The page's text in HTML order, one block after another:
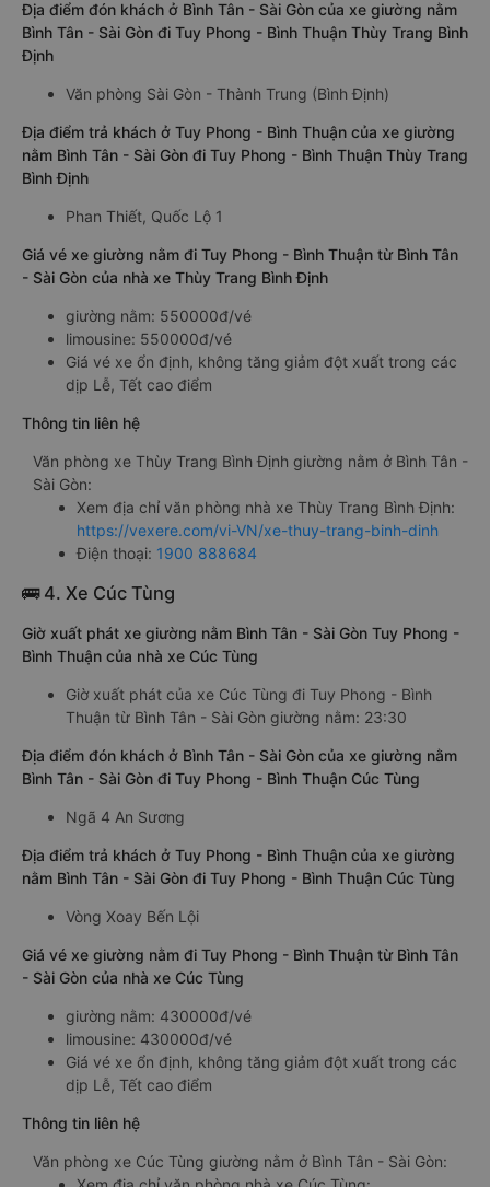
Địa điểm đón khách ở Bình Tân - Sài Gòn của xe giường nằm
Bình Tân - Sài Gòn đi Tuy Phong - Bình Thuận Thùy Trang Bình
Định
Văn phòng Sài Gòn - Thành Trung (Bình Định)
Địa điểm trả khách ở Tuy Phong - Bình Thuận của xe giường
nằm Bình Tân - Sài Gòn đi Tuy Phong - Bình Thuận Thùy Trang
Bình Định
Phan Thiết, Quốc Lộ 1
Giá vé xe giường nằm đi Tuy Phong - Bình Thuận từ Bình Tân
- Sài Gòn của nhà xe Thùy Trang Bình Định
giường nằm: 550000đ/vé
limousine: 550000đ/vé
Giá vé xe ổn định, không tăng giảm đột xuất trong các
dịp Lễ, Tết cao điểm
Thông tin liên hệ
Văn phòng xe Thùy Trang Bình Định giường nằm ở Bình Tân -
Sài Gòn:
Xem địa chỉ văn phòng nhà xe Thùy Trang Bình Định:
https://vexere.com/vi-VN/xe-thuy-trang-binh-dinh
Điện thoại: 1900 888684
🚌 4. Xe Cúc Tùng
Giờ xuất phát xe giường nằm Bình Tân - Sài Gòn Tuy Phong -
Bình Thuận của nhà xe Cúc Tùng
Giờ xuất phát của xe Cúc Tùng đi Tuy Phong - Bình
Thuận từ Bình Tân - Sài Gòn giường nằm: 23:30
Địa điểm đón khách ở Bình Tân - Sài Gòn của xe giường nằm
Bình Tân - Sài Gòn đi Tuy Phong - Bình Thuận Cúc Tùng
Ngã 4 An Sương
Địa điểm trả khách ở Tuy Phong - Bình Thuận của xe giường
nằm Bình Tân - Sài Gòn đi Tuy Phong - Bình Thuận Cúc Tùng
Vòng Xoay Bến Lội
Giá vé xe giường nằm đi Tuy Phong - Bình Thuận từ Bình Tân
- Sài Gòn của nhà xe Cúc Tùng
giường nằm: 430000đ/vé
limousine: 430000đ/vé
Giá vé xe ổn định, không tăng giảm đột xuất trong các
dịp Lễ, Tết cao điểm
Thông tin liên hệ
Văn phòng xe Cúc Tùng giường nằm ở Bình Tân - Sài Gòn: